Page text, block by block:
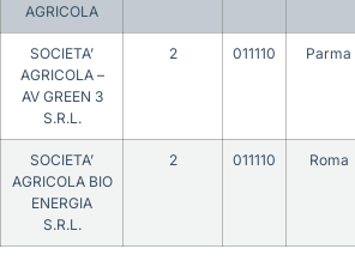
AGRICOLA
SOCIETA’
AGRICOLA –
AV GREEN 3
S.R.L.
2 011110 Parma
SOCIETA’
AGRICOLA BIO
ENERGIA
S.R.L.
2 011110 Roma